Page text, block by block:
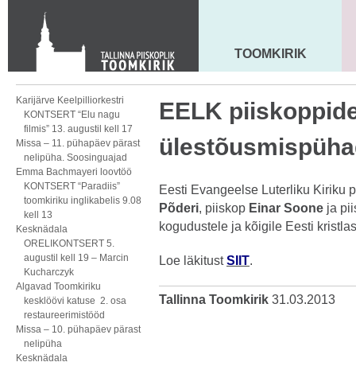
KONTAKT
Toom-Kooli 6, 10130 TALLINN
tallinna.toom@eelk.ee
MAARJA KIRIK
TOOMKIRIK
Karijärve Keelpilliorkestri
KONTSERT “Elu nagu
filmis” 13. augustil kell 17
Missa – 11. pühapäev pärast
nelipüha. Soosinguajad
Emma Bachmayeri loovtöö
KONTSERT “Paradiis”
toomkiriku inglikabelis 9.08
kell 13
Kesknädala
ORELIKONTSERT 5.
augustil kell 19 – Marcin
Kucharczyk
Algavad Toomkiriku
kesklöövi katuse 2. osa
restaureerimistööd
Missa – 10. pühapäev pärast
nelipüha
Kesknädala
EELK
Eesti Evangeelse Luterliku Kiriku
Põderi, piiskop Einar Soone ja
kogudustele ja kõigile Eesti
Loe läkitustSIIT.
Tallinna Toomkirik 31.03.2013